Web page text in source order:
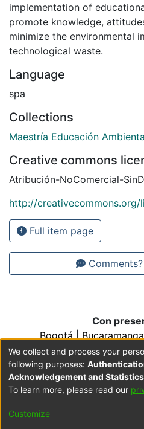
implementation of
promote knowledge,
minimize the environmental
technological waste.
Language
spa
Collections
Maestría Educación
Creative commons
Atribución-NoComercial-
http://
Full item page
Con
Bogotá|Bucaramanga
Villavicencio|Conventos y
Cookie
We collect and process your
following purposes:
Acknowledgement and Statistics
To learn more, please read our
Customize